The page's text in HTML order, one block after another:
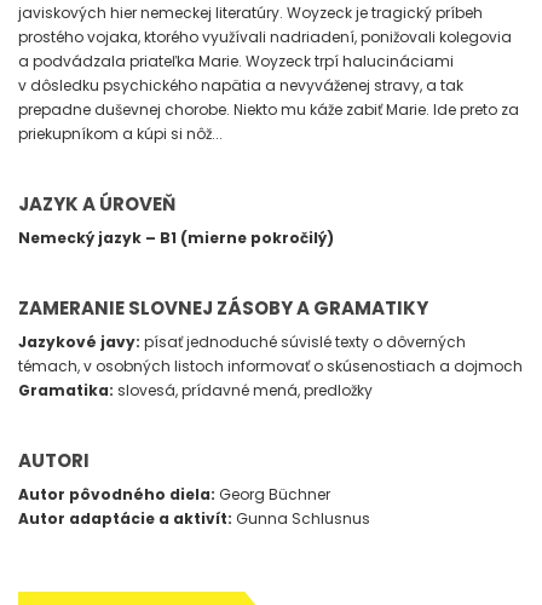
javiskových hier nemeckej literatúry. Woyzeck je tragický príbeh
prostého vojaka, ktorého využívali nadriadení, ponižovali kolegovia
a podvádzala priateľka Marie. Woyzeck trpí halucináciami
v dôsledku psychického napätia a nevyváženej stravy, a tak
prepadne duševnej chorobe. Niekto mu káže zabiť Marie. Ide preto za
priekupníkom a kúpi si nôž...
JAZYK A ÚROVEŇ
Nemecký jazyk – B1 (mierne pokročilý)
ZAMERANIE SLOVNEJ ZÁSOBY A GRAMATIKY
Jazykové javy: písať jednoduché súvislé texty o dôverných
témach, v osobných listoch informovať o skúsenostiach a dojmoch
Gramatika: slovesá, prídavné mená, predložky
AUTORI
Autor pôvodného diela: Georg Büchner
Autor adaptácie a aktivít: Gunna Schlusnus